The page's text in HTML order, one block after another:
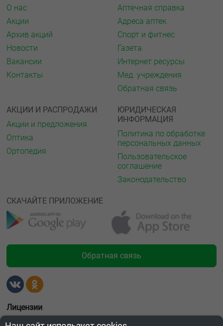
О нас
Акции
Архив акций
Новости
Вакансии
Контакты
Аптечная справка
Адреса аптек
Спорт и фитнес
Газета
Интернет ресурсы
Мед. учреждения
Обратная связь
АКЦИИ И РАСПРОДАЖИ
Акции и предложения
Оптика
Ортопедия
ЮРИДИЧЕСКАЯ
ИНФОРМАЦИЯ
Политика по обработке
персональных данных
Пользовательское
соглашение
Законодательство
СКАЧАЙТЕ ПРИЛОЖЕНИЕ
Обратная связь
Лицензии